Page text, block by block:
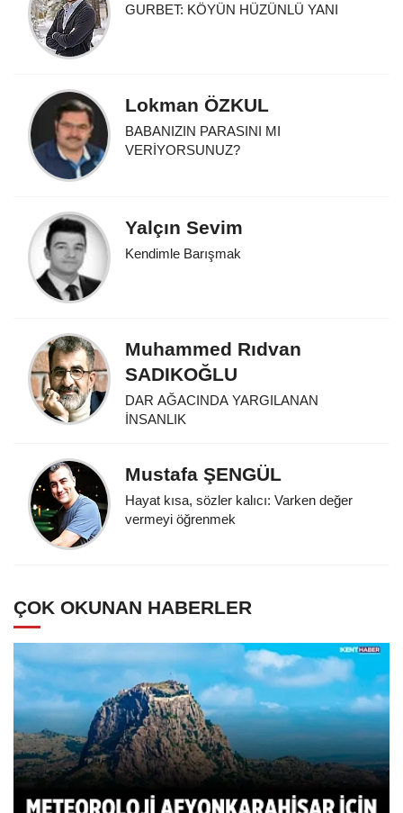
GURBET: KÖYÜN HÜZÜNLÜ YANI
Lokman ÖZKUL
BABANIZIN PARASINI MI
VERİYORSUNUZ?
Yalçın Sevim
Kendimle Barışmak
Muhammed Rıdvan
SADIKOĞLU
DAR AĞACINDA YARGILANAN
İNSANLIK
Mustafa ŞENGÜL
Hayat kısa, sözler kalıcı: Varken değer
vermeyi öğrenmek
ÇOK OKUNAN HABERLER